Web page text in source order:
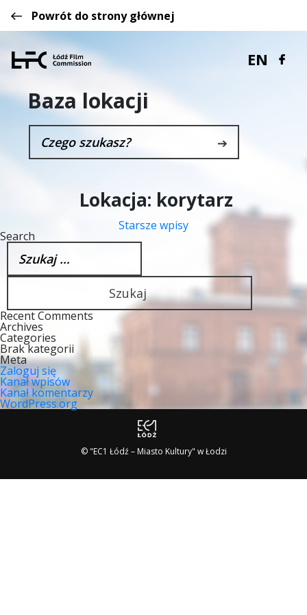
Powrót do strony głównej
EN
Baza lokacji
➔
Lokacja: korytarz
Nawigacja
Starsze wpisy
Search
Szukaj:
Recent Comments
Archives
Categories
Brak kategorii
Meta
Zaloguj się
Kanał wpisów
Kanał komentarzy
WordPress.org
© "EC1 Łódź – Miasto Kultury" w Łodzi